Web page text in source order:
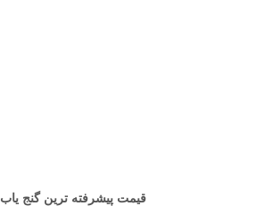
قیمت پیشرفته ترین گنج یاب